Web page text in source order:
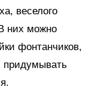
веселого
них можно
фонтанчиков,
придумывать